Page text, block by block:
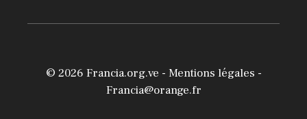
© 2026 Francia.org.ve - Mentions légales -
Francia@orange.fr